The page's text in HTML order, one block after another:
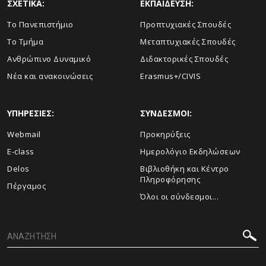
ΣΧΕΤΙΚΑ:
Το Πανεπιστήμιο
Το Τμήμα
Ανθρώπινο Δυναμικό
Νέα και ανακοινώσεις
ΕΚΠΑΙΔΕΥΣΗ:
Προπτυχιακές Σπουδές
Μεταπτυχιακές Σπουδές
Διδακτορικές Σπουδές
Erasmus+/CIVIS
ΥΠΗΡΕΣΙΕΣ:
Webmail
E-class
Delos
Πέργαμος
ΣΥΝΔΕΣΜΟΙ:
Προκηρύξεις
Ημερολόγιο Εκδηλώσεων
Βιβλιοθήκη και Κέντρο
Πληροφόρησης
Όλοι οι σύνδεσμοι...